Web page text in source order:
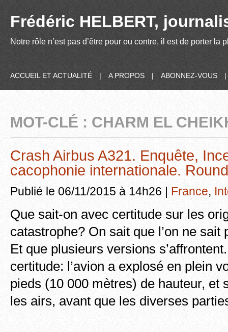
Frédéric HELBERT,
Notre rôle n’est pas d’être pour ou contre, il est de porter
ACCUEIL ET ACTUALITÉ | A PROPOS | ABONNEZ-VOUS |
MOT-CLÉ : CHARM EL
Crash Airbus A321. Enquête,
cacophonie internationale.
Publié le 06/11/2015 à 14h26 | France,
Que sait-on avec certitude sur les
catastrophe? On sait que l’on ne
Et que plusieurs versions
certitude: l’avion a explosé en plein
pieds (10 000 mètres) de hauteur, et
les airs, avant que les diverses